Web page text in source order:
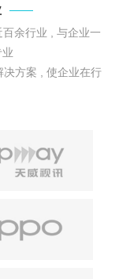
余行业 , 与企业一
决方案 , 使企业在行